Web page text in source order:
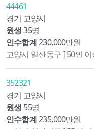
44461
경기 고양시
원생 35명
인수합계230,000만원
고양시 일산동구 ] 50인
352321
경기 고양시
원생 55명
인수합계235,000만원